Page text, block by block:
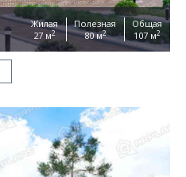
Жилая
27 м2
Полезная
80 м2
Общая
107 м2